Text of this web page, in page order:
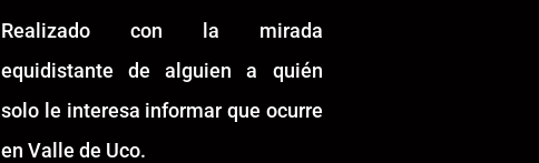
Realizado con la mirada
equidistante de alguien a quién
solo le interesa informar que ocurre
en Valle de Uco.